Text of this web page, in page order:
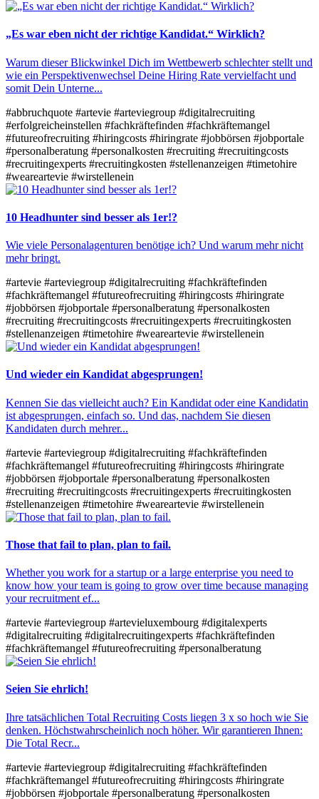
„Es war eben nicht der richtige Kandidat.“ Wirklich?
Warum dieser Blickwinkel Dich im Wettbewerb schlechter stellt und
wie ein Perspektivenwechsel Deine Hiring Rate vervielfacht und
somit Dein Unterne...
#abbruchquote #artevie #arteviegroup #digitalrecruiting
#erfolgreicheinstellen #fachkräftefinden #fachkräftemangel
#futureofrecruiting #hiringcosts #hiringrate #jobbörsen #jobportale
#personalberatung #personalkosten #recruiting #recruitingcosts
#recruitingexperts #recruitingkosten #stellenanzeigen #timetohire
#weareartevie #wirstellenein
10 Headhunter sind besser als 1er!?
Wie viele Personalagenturen benötige ich? Und warum mehr nicht
mehr bringt.
#artevie #arteviegroup #digitalrecruiting #fachkräftefinden
#fachkräftemangel #futureofrecruiting #hiringcosts #hiringrate
#jobbörsen #jobportale #personalberatung #personalkosten
#recruiting #recruitingcosts #recruitingexperts #recruitingkosten
#stellenanzeigen #timetohire #weareartevie #wirstellenein
Und wieder ein Kandidat abgesprungen!
Kennen Sie das vielleicht auch? Ein Kandidat oder eine Kandidatin
ist abgesprungen, einfach so. Und das, nachdem Sie diesen
Kandidaten durch mehrer...
#artevie #arteviegroup #digitalrecruiting #fachkräftefinden
#fachkräftemangel #futureofrecruiting #hiringcosts #hiringrate
#jobbörsen #jobportale #personalberatung #personalkosten
#recruiting #recruitingcosts #recruitingexperts #recruitingkosten
#stellenanzeigen #timetohire #weareartevie #wirstellenein
Those that fail to plan, plan to fail.
Whether you work for a startup or a large enterprise you need to
know how your team is going to grow over time because managing
your recruitment ef...
#artevie #arteviegroup #artevieluxembourg #digitalexperts
#digitalrecruiting #digitalrecruitingexperts #fachkräftefinden
#fachkräftemangel #futureofrecruiting #personalberatung
Seien Sie ehrlich!
Ihre tatsächlichen Total Recruiting Costs liegen 3 x so hoch wie Sie
denken. Höchstwahrscheinlich noch höher. Wir garantieren Ihnen:
Die Total Recr...
#artevie #arteviegroup #digitalrecruiting #fachkräftefinden
#fachkräftemangel #futureofrecruiting #hiringcosts #hiringrate
#jobbörsen #jobportale #personalberatung #personalkosten